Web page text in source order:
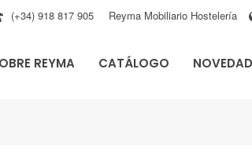
(+34) 918 817 905 Reyma Mobiliario Hostelería
REYMA CATÁLOGO